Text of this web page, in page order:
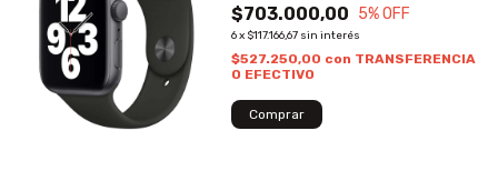
$703.000,00 5% OFF
6x $117.166,67 sin interés
$527.250,00 con TRANSFERENCIA
O EFECTIVO